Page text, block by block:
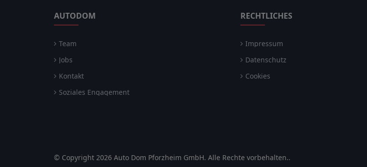
AUTODOM
Team
Jobs
Kontakt
Soziales Engagement
RECHTLICHES
Impressum
Datenschutz
Cookies
© Copyright 2026 Auto Dom Pforzheim GmbH. Alle Rechte vorbehalten..